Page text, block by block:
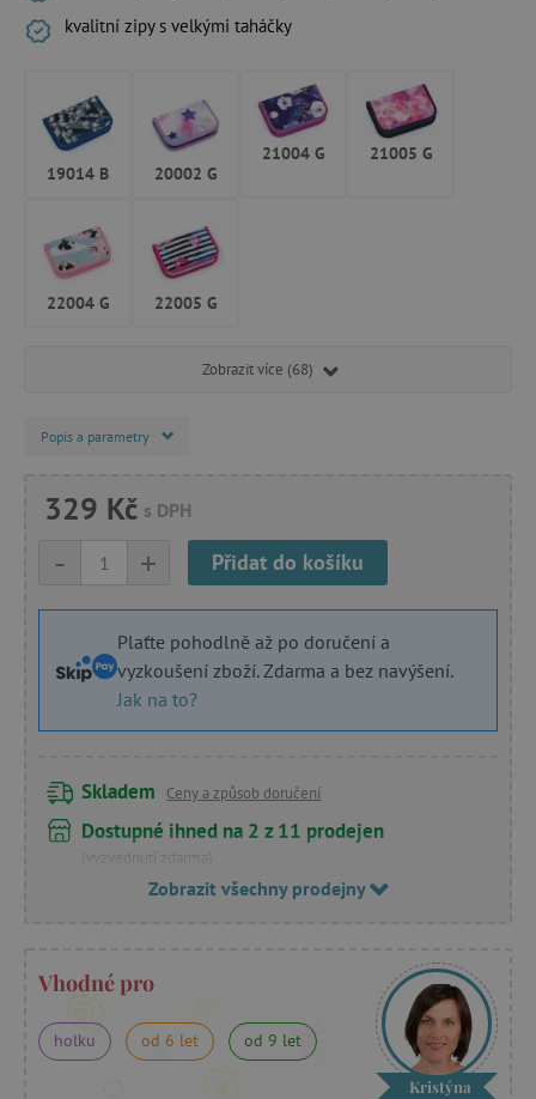
kvalitní zipy s velkými taháčky
19014 B 20002 G
21004 G 21005 G
22004 G 22005 G
Zobrazit více (68)
Popis a parametry
329 Kč s DPH
+
- Přidat do košíku
Plaťte pohodlně až po doručení a
vyzkoušení zboží. Zdarma a bez navýšení.
Jak na to?
Skladem Ceny a způsob doručení
Dostupné ihned na 2 z 11 prodejen
(vyzvednutí zdarma)
Zobrazit všechny prodejny
Vhodné pro
holku od 6 let od 9 let
Kristýna